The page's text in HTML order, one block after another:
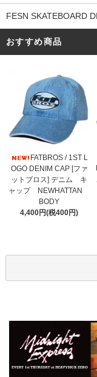
FESN SKATEBOARD
おすすめ商品
FATBROS / 1ST L
OGO DENIM CAP [ファ
ットブロス] デニム キ
ャップ NEWHATTAN
BODY
4,400円(税400円)